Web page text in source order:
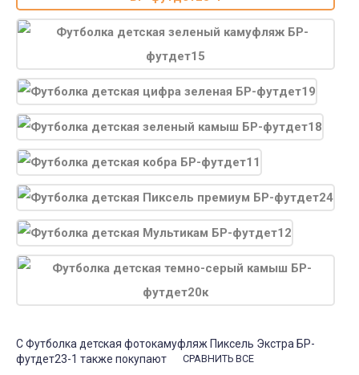
С Футболка детская фотокамуфляж Пиксель Экстра БР-
футдет23-1 также покупают
СРАВНИТЬ ВСЕ